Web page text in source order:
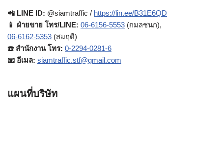
📲 LINE ID: @siamtraffic / https://lin.ee/B31E6QD
📱 ฝ่ายขาย โทร/LINE: 06-6156-5553 (กมลชนก),
06-6162-5353 (สมฤดี)
☎️ สำนักงาน โทร: 0-2294-0281-6
📧 อีเมล: siamtraffic.stf@gmail.com
แผนที่บริษัท